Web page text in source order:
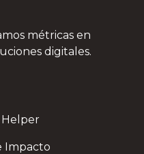
métricas en
digitales.
Helper
Impacto